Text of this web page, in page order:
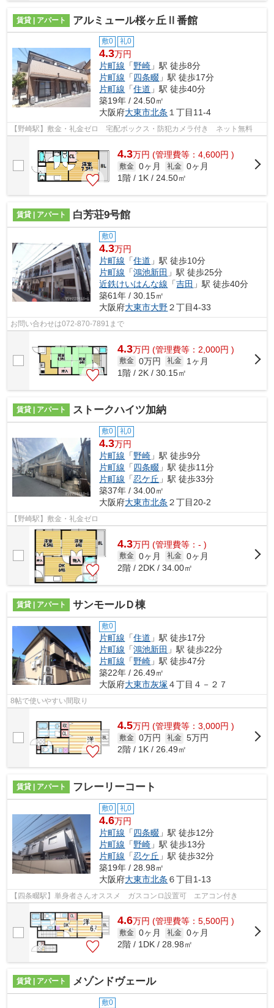
賃貸 | アパート アルミュール桜ヶ丘Ⅱ番館
敷0 礼0
4.3万円
片町線 「野崎 」駅 徒歩8分
片町線 「四条畷 」駅 徒歩17分
片町線 「住道 」駅 徒歩40分
築19年 / 24.50㎡
大阪府大東市北条 １丁目11-4
【野崎駅】敷金・礼金ゼロ 宅配ボックス・防犯カメラ付き ネット無料
4.3万円 (管理費等：4,600円 )
敷金 0ヶ月 礼金 0ヶ月
1階 / 1K / 24.50㎡
賃貸 | アパート 白芳荘9号館
敷0
4.3万円
片町線 「住道 」駅 徒歩10分
片町線 「鴻池新田 」駅 徒歩25分
近鉄けいはんな線 「吉田 」駅 徒歩40分
築61年 / 30.15㎡
大阪府大東市大野２丁目4-33
お問い合わせは072-870-7891まで
4.3万円 (管理費等：2,000円 )
敷金 0万円 礼金
1ヶ月
1階 / 2K / 30.15㎡
賃貸 | アパート ストークハイツ加納
敷0 礼0
4.3万円
片町線 「野崎 」駅 徒歩9分
片町線 「四条畷 」駅 徒歩11分
片町線 「忍ケ丘 」駅 徒歩33分
築37年 / 34.00㎡
大阪府大東市北条 ２丁目20-2
【野崎駅】敷金・礼金ゼロ
4.3万円 (管理費等：- )
敷金 0ヶ月 礼金 0ヶ月
2階 / 2DK / 34.00㎡
賃貸 | アパート サンモールＤ棟
敷0
片町線 「住道 」駅 徒歩17分
片町線 「鴻池新田 」駅 徒歩22分
片町線 「野崎 」駅 徒歩47分
築22年 / 26.49㎡
大阪府大東市灰塚 ４丁目４－２７
8帖で使いやすい間取り
4.5万円 (管理費等：3,000円 )
敷金 0万円 礼金 5万円
2階 / 1K / 26.49㎡
賃貸 | アパート フレーリーコート
敷0 礼0
4.6万円
片町線 「四条畷 」駅 徒歩12分
片町線 「野崎 」駅 徒歩13分
片町線 「忍ケ丘 」駅 徒歩32分
築19年 / 28.98㎡
大阪府大東市北条 ６丁目1-13
【四条畷駅】単身者さんオススメ ガスコンロ設置可 エアコン付き
4.6万円 (管理費等：5,500円 )
敷金 0ヶ月 礼金 0ヶ月
2階 / 1DK / 28.98㎡
賃貸 | アパート メゾンドヴェール
敷0